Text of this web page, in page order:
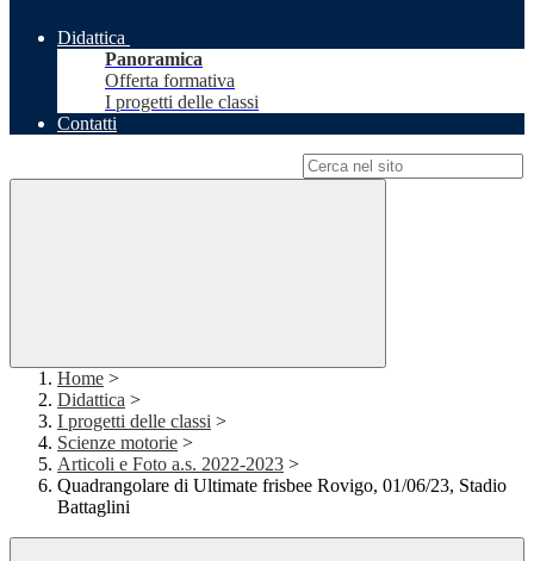
Didattica
Panoramica
Offerta formativa
I progetti delle classi
Contatti
Home >
Didattica >
I progetti delle classi >
Scienze motorie >
Articoli e Foto a.s. 2022-2023 >
Quadrangolare di Ultimate frisbee Rovigo, 01/06/23, Stadio
Battaglini